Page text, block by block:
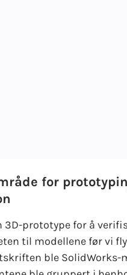
for
3D-prototype for å
til modellene før vi
ble